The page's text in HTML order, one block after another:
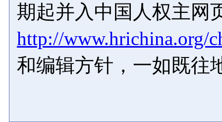
期起并入中国人权主网
http://www.hrichina.org/
和编辑方针，一如既往